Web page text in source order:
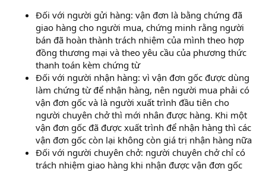
Đối với người gửi hàng: vận đơn là bằng chứng đã
giao hàng cho người mua, chứng minh rằng người
bán đã hoàn thành trách nhiệm của mình theo hợp
đồng thương mại và theo yêu cầu của phương thức
thanh toán kèm chứng từ
Đối với người nhận hàng: vì vận đơn gốc được dùng
làm chứng từ để nhận hàng, nên người mua phải có
vận đơn gốc và là người xuất trình đầu tiên cho
người chuyên chở thì mới nhân được hàng. Khi một
vận đơn gốc đã được xuất trình để nhận hàng thì các
vận đơn gốc còn lại không còn giá trị nhận hàng nữa
Đối với người chuyên chở: người chuyên chở chỉ có
trách nhiệm giao hàng khi nhận được vận đơn gốc